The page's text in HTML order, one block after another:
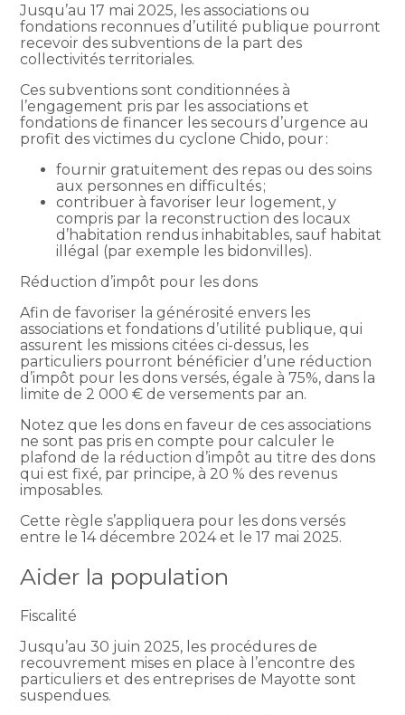
Jusqu’au 17 mai 2025, les associations ou
fondations reconnues d’utilité publique pourront
recevoir des subventions de la part des
collectivités territoriales.
Ces subventions sont conditionnées à
l’engagement pris par les associations et
fondations de financer les secours d’urgence au
profit des victimes du cyclone Chido, pour :
fournir gratuitement des repas ou des soins
aux personnes en difficultés ;
contribuer à favoriser leur logement, y
compris par la reconstruction des locaux
d’habitation rendus inhabitables, sauf habitat
illégal (par exemple les bidonvilles).
Réduction d’impôt pour les dons
Afin de favoriser la générosité envers les
associations et fondations d’utilité publique, qui
assurent les missions citées ci-dessus, les
particuliers pourront bénéficier d’une réduction
d’impôt pour les dons versés, égale à 75%, dans la
limite de 2 000 € de versements par an.
Notez que les dons en faveur de ces associations
ne sont pas pris en compte pour calculer le
plafond de la réduction d’impôt au titre des dons
qui est fixé, par principe, à 20 % des revenus
imposables.
Cette règle s’appliquera pour les dons versés
entre le 14 décembre 2024 et le 17 mai 2025.
Aider la population
Fiscalité
Jusqu’au 30 juin 2025, les procédures de
recouvrement mises en place à l’encontre des
particuliers et des entreprises de Mayotte sont
suspendues.